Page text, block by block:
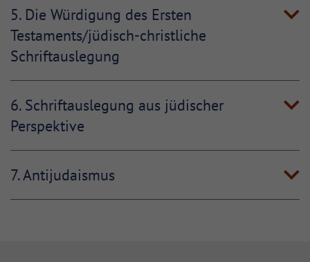
5. Die Würdigung des Ersten
Testaments/jüdisch-christliche
Schriftauslegung
6. Schriftauslegung aus jüdischer
Perspektive
7. Antijudaismus